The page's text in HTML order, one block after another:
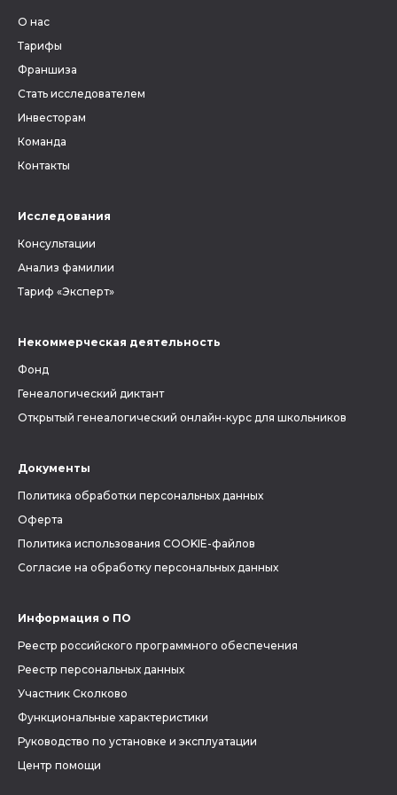
О нас
Тарифы
Франшиза
Стать исследователем
Инвесторам
Команда
Контакты
Исследования
Консультации
Анализ фамилии
Тариф «Эксперт»
Некоммерческая деятельность
Фонд
Генеалогический диктант
Открытый генеалогический онлайн-курс для школьников
Документы
Политика обработки персональных данных
Оферта
Политика использования COOKIE-файлов
Согласие на обработку персональных данных
Информация о ПО
Реестр российского программного обеспечения
Реестр персональных данных
Участник Сколково
Функциональные характеристики
Руководство по установке и эксплуатации
Центр помощи